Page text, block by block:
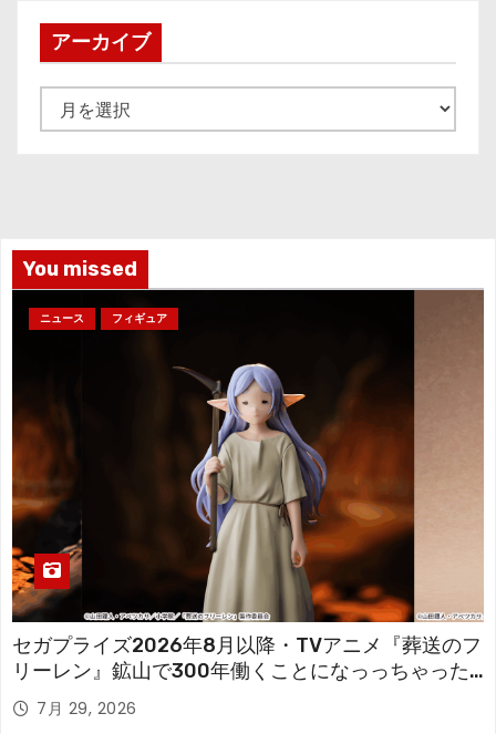
アーカイブ
ー
You missed
ニュース フィギュア
セガプライズ2026年8月以降・TVアニメ『葬送のフ
リーレン』鉱山で300年働くことになっっちゃった
「フリーレン」を立体化！
7月 29, 2026